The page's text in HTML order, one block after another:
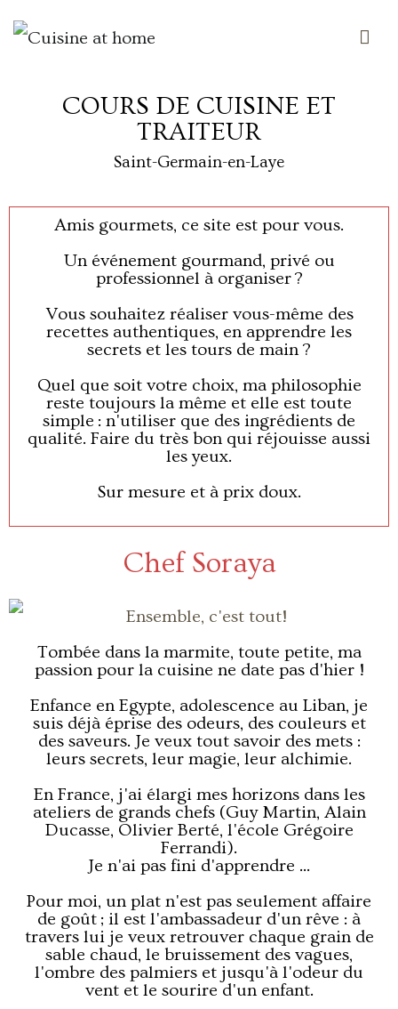
COURS DE CUISINE ET
TRAITEUR
Saint-Germain-en-Laye
Amis gourmets, ce site est pour vous.
Un événement gourmand, privé ou
professionnel à organiser ?
Vous souhaitez réaliser vous-même des
recettes authentiques, en apprendre les
secrets et les tours de main ?
Quel que soit votre choix, ma philosophie
reste toujours la même et elle est toute
simple : n'utiliser que des ingrédients de
qualité. Faire du très bon qui réjouisse aussi
les yeux.
Sur mesure et à prix doux.
Chef Soraya
Tombée dans la marmite, toute petite, ma
passion pour la cuisine ne date pas d'hier !
Enfance en Egypte, adolescence au Liban, je
suis déjà éprise des odeurs, des couleurs et
des saveurs. Je veux tout savoir des mets :
leurs secrets, leur magie, leur alchimie.
En France, j'ai élargi mes horizons dans les
ateliers de grands chefs (Guy Martin, Alain
Ducasse, Olivier Berté, l'école Grégoire
Ferrandi).
Je n'ai pas fini d'apprendre ...
Pour moi, un plat n'est pas seulement affaire
de goût ; il est l'ambassadeur d'un rêve : à
travers lui je veux retrouver chaque grain de
sable chaud, le bruissement des vagues,
l'ombre des palmiers et jusqu'à l'odeur du
vent et le sourire d'un enfant.